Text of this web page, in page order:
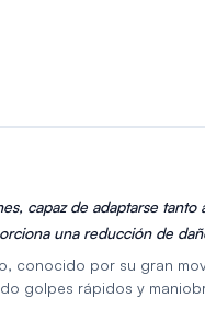
un alto mantenimiento
capaz de adaptarse tanto
una reducción de
valiosa en
conocido por su gran
golpes rápidos y